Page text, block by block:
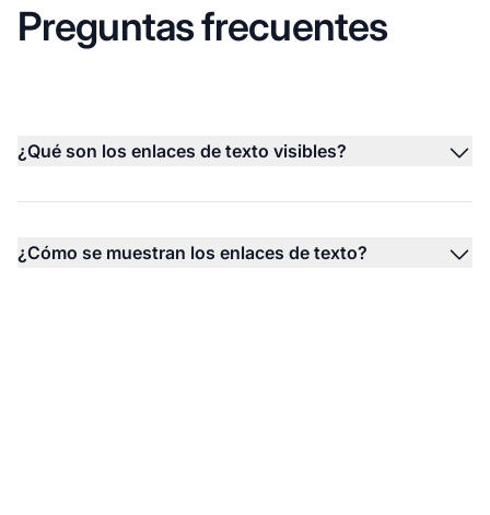
Preguntas frecuentes
¿Qué son los enlaces de texto visibles?
¿Cómo se muestran los enlaces de texto?